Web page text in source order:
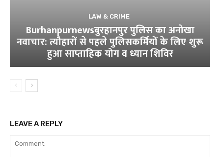
LAW & CRIME
Burhanpurnewsबुरहानपुर पुलिस का अनोखा
नवाचार: त्यौहारों से पहले पुलिसकर्मियों के लिए शुरू
हुआ साप्ताहिक योग व ध्यान शिविर
LEAVE A REPLY